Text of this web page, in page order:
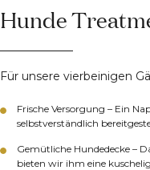
Hunde
Für unsere vierbeinigen
Frische Versorgung – Ein
selbstverständlich
Gemütliche Hundedecke –
bieten wir ihm eine